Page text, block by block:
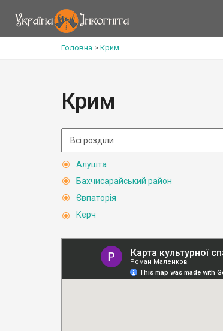
Головна > Крим
Крим
Алушта
Бахчисарайський район
Євпаторія
Керч